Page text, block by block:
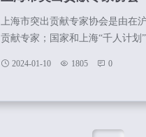
上海市突出贡献专家协会是由在
贡献专家；国家和上海“千人计划
员；各区县、委办(大口)、中央
非营利性社会团体法人。上海市
2024-01-10 1805 0